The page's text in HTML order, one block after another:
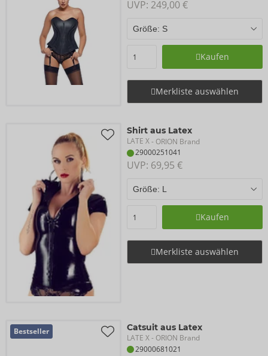
UVP: 249,00 €
Kaufen
Merkliste auswählen
Shirt aus Latex
LATE X- ORION Brand
29000251041
UVP: 69,95 €
Kaufen
Merkliste auswählen
Bestseller Catsuit aus Latex
LATE X- ORION Brand
29000681021